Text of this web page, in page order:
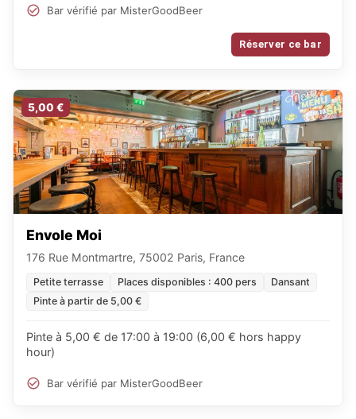
Bar vérifié par MisterGoodBeer
Réserver ce bar
5,00 €
Envole Moi
176 Rue Montmartre, 75002 Paris, France
Petite terrasse Places disponibles : 400 pers
Dansant
Pinte à partir de 5,00 €
Pinte à 5,00 € de 17:00 à 19:00 (6,00 € hors happy
hour)
Bar vérifié par MisterGoodBeer